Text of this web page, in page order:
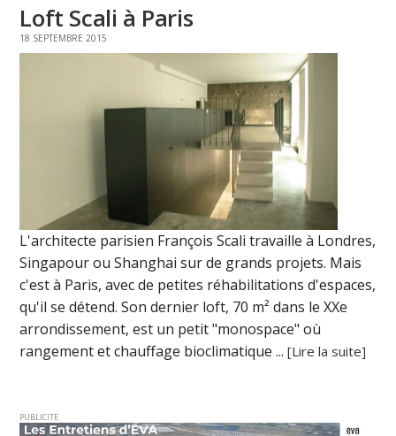
Loft Scali à Paris
18 SEPTEMBRE 2015
L'architecte parisien François Scali travaille à Londres,
Singapour ou Shanghai sur de grands projets. Mais
c'est à Paris, avec de petites réhabilitations d'espaces,
qu'il se détend. Son dernier loft, 70 m² dans le XXe
arrondissement, est un petit "monospace" où
rangement et chauffage bioclimatique ...[Lire la suite]
PUBLICITE